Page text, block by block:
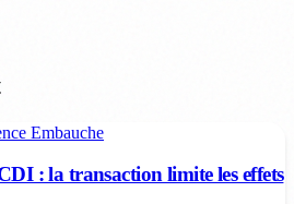
Embauche
: la transaction limite les effets